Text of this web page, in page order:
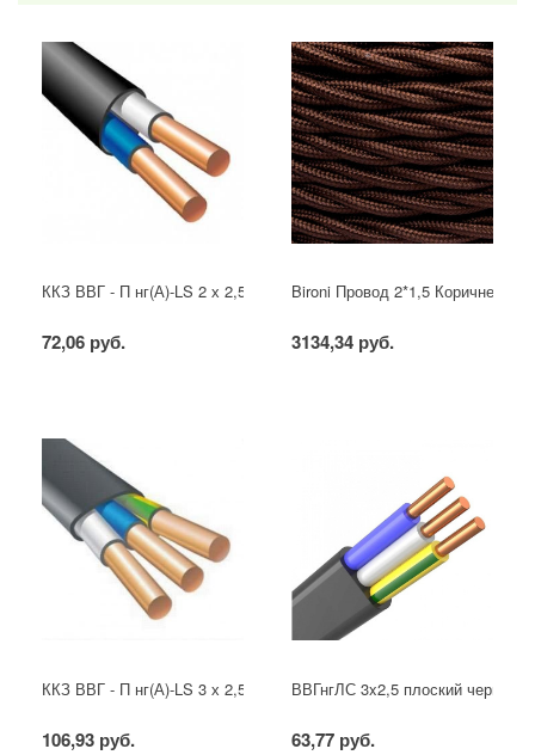
ККЗ ВВГ - П нг(А)-LS 2 х 2,5 ГОСТ
72,06 руб.
Bironi Провод 2*1,5 Коричневый
3134,34 руб.
ККЗ ВВГ - П нг(А)-LS 3 х 2,5 ГОСТ
106,93 руб.
ВВГнгЛС 3x2,5 плоский черный
63,77 руб.